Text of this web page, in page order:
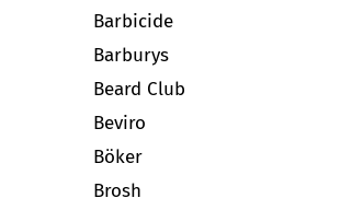
Barbicide
Barburys
Beard Club
Beviro
Böker
Brosh